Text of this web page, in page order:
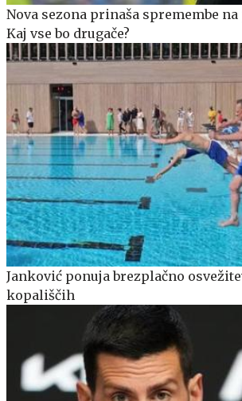
Nova sezona prinaša spremembe
Kaj vse bo drugače?
Janković ponuja brezplačno
kopališčih